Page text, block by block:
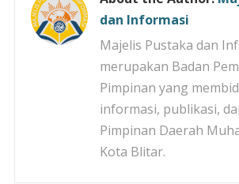
dan Informasi
Majelis Pustaka dan
merupakan Badan
Pimpinan yang
informasi, publikasi,
Pimpinan Daerah
Kota Blitar.